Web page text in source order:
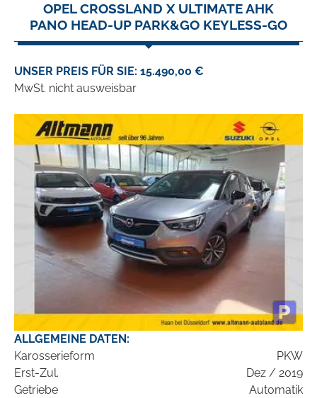
OPEL CROSSLAND X ULTIMATE AHK
PANO HEAD-UP PARK&GO KEYLESS-GO
UNSER PREIS FÜR SIE: 15.490,00 €
MwSt. nicht ausweisbar
ALLGEMEINE DATEN:
Karosserieform
PKW
Erst-Zul.
Dez / 2019
Getriebe
Automatik